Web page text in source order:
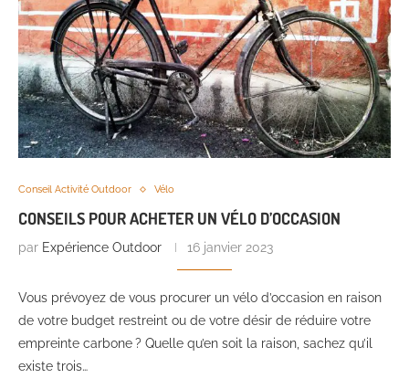
Conseil Activité Outdoor Vélo
CONSEILS POUR ACHETER UN VÉLO D’OCCASION
par Expérience Outdoor 16 janvier 2023
Vous prévoyez de vous procurer un vélo d’occasion en raison
de votre budget restreint ou de votre désir de réduire votre
empreinte carbone ? Quelle qu’en soit la raison, sachez qu’il
existe trois…